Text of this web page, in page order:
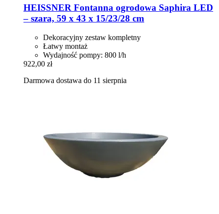
HEISSNER Fontanna ogrodowa Saphira LED
– szara, 59 x 43 x 15/23/28 cm
Dekoracyjny zestaw kompletny
Łatwy montaż
Wydajność pompy: 800 l/h
922,00 zł
Darmowa dostawa do 11 sierpnia